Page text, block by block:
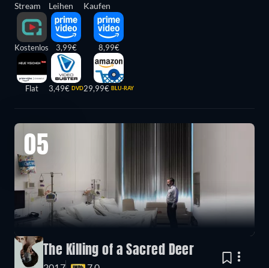
Stream
Kostenlos
Flat
Leihen
3,99€
3,49€ DVD
Kaufen
8,99€
29,99€ BLU-RAY
05
The Killing of a Sacred Deer